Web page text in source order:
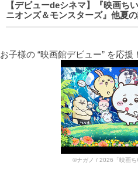
【デビューdeシネマ】『映画ち
ニオンズ＆モンスターズ』他夏
お子様の “映画館デビュー” を応援！
©ナガノ / 2026「映画ち